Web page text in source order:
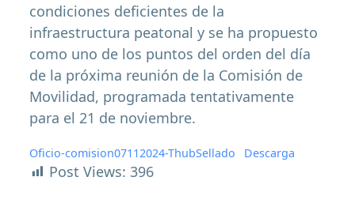
condiciones deficientes de la
infraestructura peatonal y se ha propuesto
como uno de los puntos del orden del día
de la próxima reunión de la Comisión de
Movilidad, programada tentativamente
para el 21 de noviembre.
Oficio-comision07112024-ThubSellado Descarga
Post Views: 396